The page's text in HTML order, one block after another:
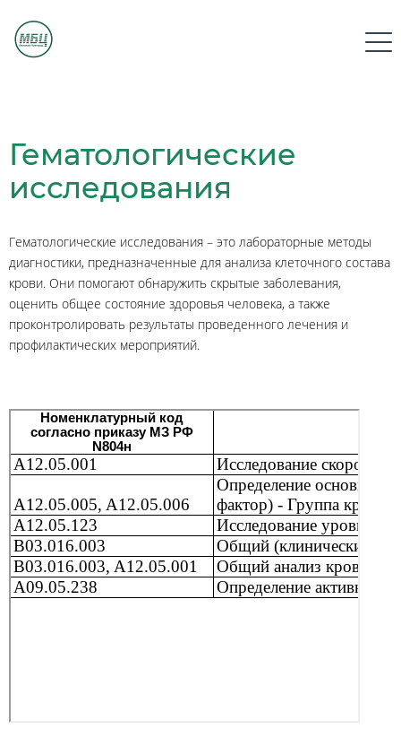
Гематологические
исследования
Гематологические исследования – это лабораторные методы
диагностики, предназначенные для анализа клеточного состава
крови. Они помогают обнаружить скрытые заболевания,
оценить общее состояние здоровья человека, а также
проконтролировать результаты проведенного лечения и
профилактических мероприятий.